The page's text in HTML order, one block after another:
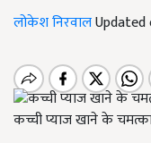
लोकेश निरवालUpdated
कच्ची प्याज खाने के